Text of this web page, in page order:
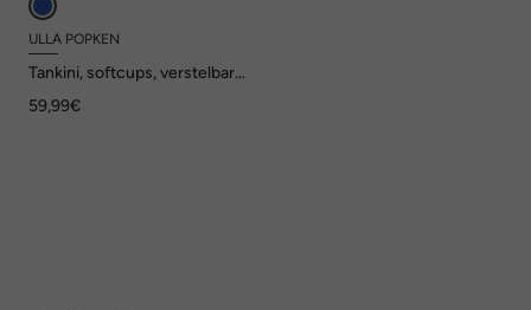
ULLA POPKEN
Tankini, softcups, verstelbare
59,99€